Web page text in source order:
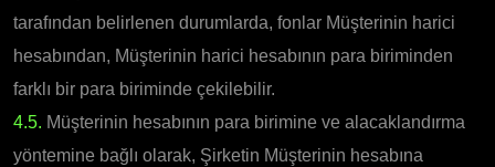
tarafından belirlenen durumlarda, fonlar Müşterinin harici
hesabından, Müşterinin harici hesabının para biriminden
farklı bir para biriminde çekilebilir.
4.5. Müşterinin hesabının para birimine ve alacaklandırma
yöntemine bağlı olarak, Şirketin Müşterinin hesabına